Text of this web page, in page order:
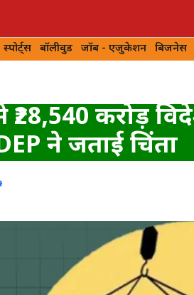
स्पोर्ट्स बॉलीवुड जॉब - एजुकेशन बिजनेस
₹28,540 करोड़
ने जताई चिंता